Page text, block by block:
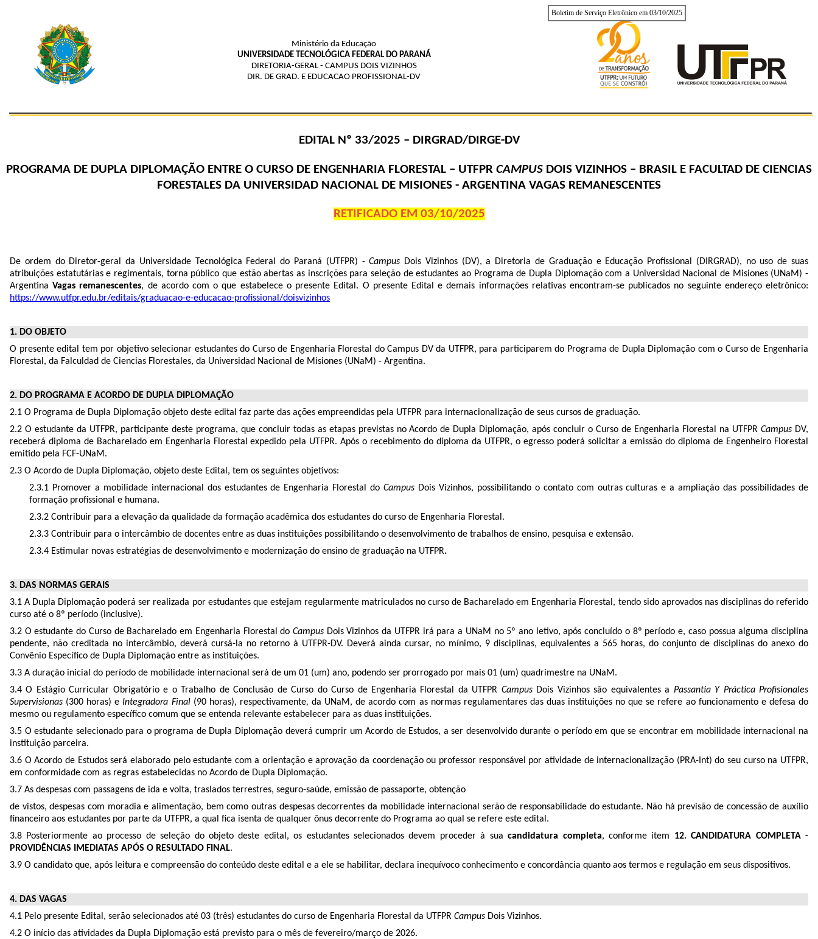
Boletim de Serviço Eletrônico em 03/10/2025
Ministério da Educação
UNIVERSIDADE TECNOLÓGICA FEDERAL DO PARANÁ
DIRETORIA-GERAL - CAMPUS DOIS VIZINHOS
DIR. DE GRAD. E EDUCACAO PROFISSIONAL-DV
EDITAL Nº 33/2025 – DIRGRAD/DIRGE-DV
PROGRAMA DE DUPLA DIPLOMAÇÃO ENTRE O CURSO DE ENGENHARIA FLORESTAL – UTFPR CAMPUS DOIS VIZINHOS – BRASIL E FACULTAD DE CIENCIAS
FORESTALES DA UNIVERSIDAD NACIONAL DE MISIONES - ARGENTINA VAGAS REMANESCENTES
RETIFICADO EM 03/10/2025
De ordem do Diretor-geral da Universidade Tecnológica Federal do Paraná (UTFPR) -Campus Dois Vizinhos (DV), a Diretoria de Graduação e Educação Profissional (DIRGRAD), no uso de suas
atribuições estatutárias e regimentais, torna público que estão abertas as inscrições para seleção de estudantes ao Programa de Dupla Diplomação com a Universidad Nacional de Misiones (UNaM) -
ArgentinaVagas remanescentes, de acordo com o que estabelece o presente Edital. O presente Edital e demais informações relativas encontram-se publicados no seguinte endereço eletrônico:
https://www.utfpr.edu.br/editais/graduacao-e-educacao-profissional/doisvizinhos
1. DO OBJETO
O presente edital tem por objetivo selecionar estudantes do Curso de Engenharia Florestal do Campus DV da UTFPR, para participarem do Programa de Dupla Diplomação com o Curso de Engenharia
Florestal, da Falculdad de Ciencias Florestales, da Universidad Nacional de Misiones (UNaM) - Argentina.
2. DO PROGRAMA E ACORDO DE DUPLA DIPLOMAÇÃO
2.1 O Programa de Dupla Diplomação objeto deste edital faz parte das ações empreendidas pela UTFPR para internacionalização de seus cursos de graduação.
2.2 O estudante da UTFPR, participante deste programa, que concluir todas as etapas previstas no Acordo de Dupla Diplomação, após concluir o Curso de Engenharia Florestal na UTFPRCampus DV,
receberá diploma de Bacharelado em Engenharia Florestal expedido pela UTFPR. Após o recebimento do diploma da UTFPR, o egresso poderá solicitar a emissão do diploma de Engenheiro Florestal
emitido pela FCF-UNaM.
2.3 O Acordo de Dupla Diplomação, objeto deste Edital, tem os seguintes objetivos:
2.3.1 Promover a mobilidade internacional dos estudantes de Engenharia Florestal doCampus Dois Vizinhos, possibilitando o contato com outras culturas e a ampliação das possibilidades de
formação profissional e humana.
2.3.2 Contribuir para a elevação da qualidade da formação acadêmica dos estudantes do curso de Engenharia Florestal.
2.3.3 Contribuir para o intercâmbio de docentes entre as duas instituições possibilitando o desenvolvimento de trabalhos de ensino, pesquisa e extensão.
2.3.4 Estimular novas estratégias de desenvolvimento e modernização do ensino de graduação na UTFPR.
3. DAS NORMAS GERAIS
3.1 A Dupla Diplomação poderá ser realizada por estudantes que estejam regularmente matriculados no curso de Bacharelado em Engenharia Florestal, tendo sido aprovados nas disciplinas do referido
curso até o 8º período (inclusive).
3.2 O estudante do Curso de Bacharelado em Engenharia Florestal do Campus Dois Vizinhos da UTFPR irá para a UNaM no 5º ano letivo, após concluído o 8º período e, caso possua alguma disciplina
pendente, não creditada no intercâmbio, deverá cursá-la no retorno à UTFPR-DV. Deverá ainda cursar, no mínimo, 9 disciplinas, equivalentes a 565 horas, do conjunto de disciplinas do anexo do
Convênio Específico de Dupla Diplomação entre as instituições.
3.3 A duração inicial do período de mobilidade internacional será de um 01 (um) ano, podendo ser prorrogado por mais 01 (um) quadrimestre na UNaM.
3.4 O Estágio Curricular Obrigatório e o Trabalho de Conclusão de Curso do Curso de Engenharia Florestal da UTFPR Campus Dois Vizinhos são equivalentes a Passantia Y Práctica Profisionales
Supervisionas (300 horas) e Integradora Final (90 horas), respectivamente, da UNaM, de acordo com as normas regulamentares das duas instituições no que se refere ao funcionamento e defesa do
mesmo ou regulamento específico comum que se entenda relevante estabelecer para as duas instituições.
3.5 O estudante selecionado para o programa de Dupla Diplomação deverá cumprir um Acordo de Estudos, a ser desenvolvido durante o período em que se encontrar em mobilidade internacional na
instituição parceira.
3.6 O Acordo de Estudos será elaborado pelo estudante com a orientação e aprovação da coordenação ou professor responsável por atividade de internacionalização (PRA-Int) do seu curso na UTFPR,
em conformidade com as regras estabelecidas no Acordo de Dupla Diplomação.
3.7 As despesas com passagens de ida e volta, traslados terrestres, seguro-saúde, emissão de passaporte, obtenção
de vistos, despesas com moradia e alimentação, bem como outras despesas decorrentes da mobilidade internacional serão de responsabilidade do estudante. Não há previsão de concessão de auxílio
financeiro aos estudantes por parte da UTFPR, a qual fica isenta de qualquer ônus decorrente do Programa ao qual se refere este edital.
3.8 Posteriormente ao processo de seleção do objeto deste edital, os estudantes selecionados devem proceder à suacandidatura completa, conforme item 12.CANDIDATURA COMPLETA -
PROVIDÊNCIAS IMEDIATAS APÓS O RESULTADO FINAL.
3.9 O candidato que, após leitura e compreensão do conteúdo deste edital e a ele se habilitar, declara inequívoco conhecimento e concordância quanto aos termos e regulação em seus dispositivos.
4. DAS VAGAS
4.1 Pelo presente Edital, serão selecionados até 03 (três) estudantes do curso de Engenharia Florestal da UTFPR Campus Dois Vizinhos.
4.2 O início das atividades da Dupla Diplomação está previsto para o mês de fevereiro/março de 2026.